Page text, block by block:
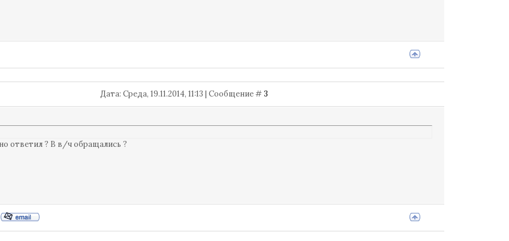
Дата: Среда, 19.11.2014, 11:13 | Сообщение #3
ответил ? В в/ч обращались ?